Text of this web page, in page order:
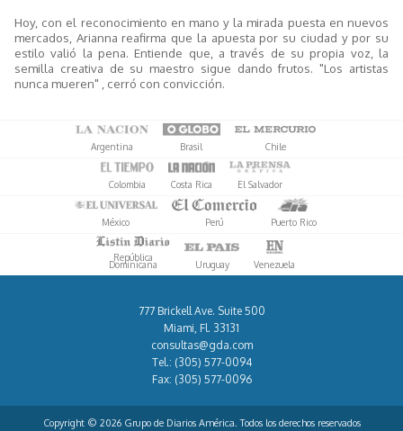
Hoy, con el reconocimiento en mano y la mirada puesta en nuevos
mercados, Arianna reafirma que la apuesta por su ciudad y por su
estilo valió la pena. Entiende que, a través de su propia voz, la
semilla creativa de su maestro sigue dando frutos. "Los artistas
nunca mueren" , cerró con convicción.
Argentina Brasil Chile
Colombia Costa Rica El Salvador
México Perú Puerto Rico
República
Dominicana Uruguay Venezuela
777 Brickell Ave. Suite 500
Miami, Fl. 33131
consultas@gda.com
Tel.: (305) 577-0094
Fax: (305) 577-0096
Copyright © 2026 Grupo de Diarios América. Todos los derechos reservados